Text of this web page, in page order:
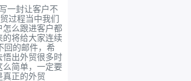
一封让客户不
过程当中我们
怎么跟进客户都
的将给大家连续
回的邮件，希
悟出外贸很多时
么简单，一定要
真正的外贸